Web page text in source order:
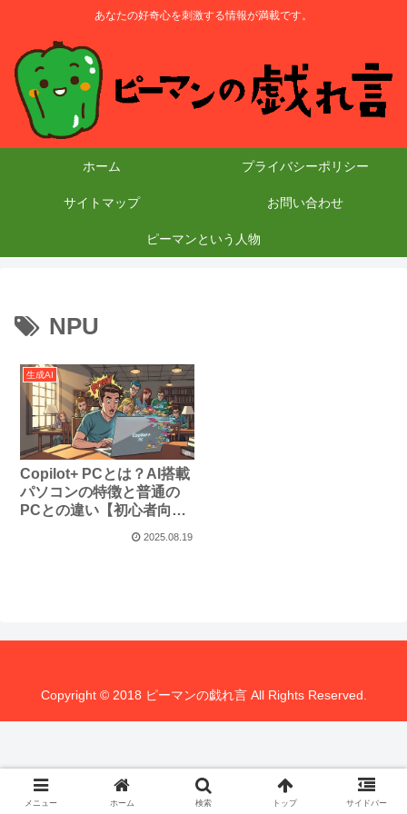
あなたの好奇心を刺激する情報が満載です。
ホーム プライバシーポリシー
サイトマップ お問い合わせ
ピーマンという人物
NPU
生成AI
Copilot+ PCとは？AI搭載
パソコンの特徴と普通の
PCとの違い【初心者向け
2025.08.19
Copyright © 2018 ピーマンの戯れ言 All Rights Reserved.
メニュー ホーム 検索 トップ サイドバー